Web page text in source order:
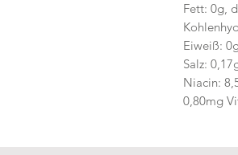
Fett: 0g,
Eiweiß:
Salz:
Niacin:
0,80mg